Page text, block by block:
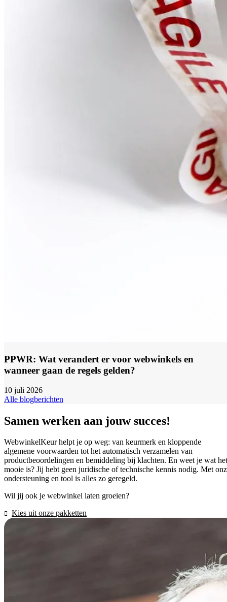
PPWR: Wat verandert er voor webwinkels en
wanneer gaan de regels gelden?
10 juli 2026
Alle blogberichten
Samen werken aan jouw succes!
WebwinkelKeur helpt je op weg: van keurmerk en kloppende
algemene voorwaarden tot het automatisch verzamelen van
productbeoordelingen en bemiddeling bij klachten. En weet je wat het
mooie is? Jij hebt geen juridische of technische kennis nodig. Met
ondersteuning en tool is alles zo geregeld.
Wil jij ook je webwinkel laten groeien?
Kies uit onze pakketten